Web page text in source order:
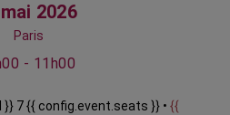
2026
Paris
- 11h00
7 {{ config.event.seats }} • {{